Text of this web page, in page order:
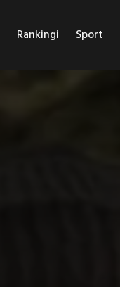
Rankingi Sport